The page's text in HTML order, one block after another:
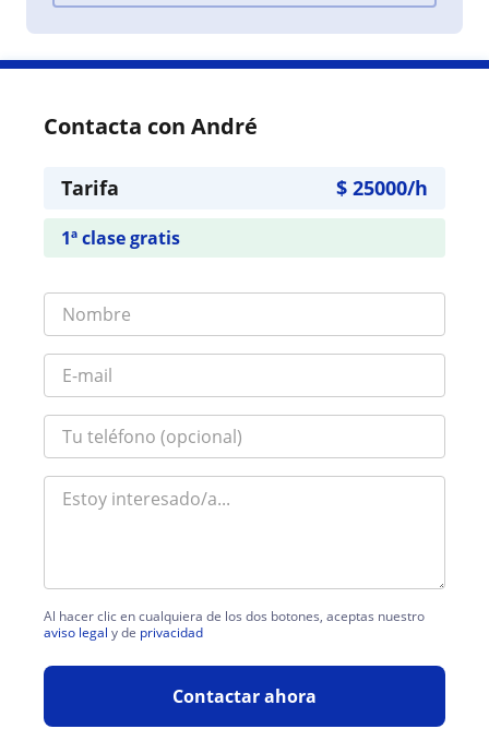
Contacta con André
Tarifa $ 25000/h
1ª clase gratis
Al hacer clic en cualquiera de los dos botones, aceptas nuestro
aviso legal y de privacidad
Contactar ahora